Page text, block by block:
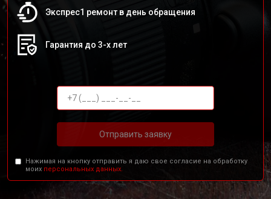
Экспрес1 ремонт в день обращения
Гарантия до 3-х лет
Отправить заявку
Нажимая на кнопку отправить я даю свое согласие на обработку
моих персональных данных.